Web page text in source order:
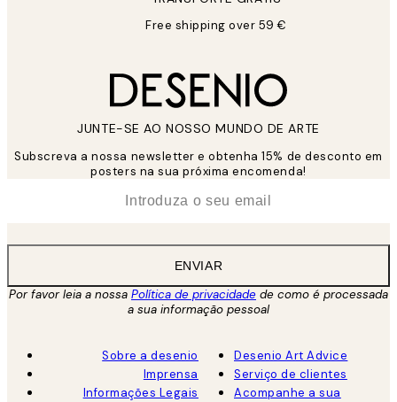
Free shipping over 59 €
JUNTE-SE AO NOSSO MUNDO DE ARTE
Subscreva a nossa newsletter e obtenha 15% de desconto em
posters na sua próxima encomenda!
ENVIAR
Por favor leia a nossa Política de privacidade de como é processada
a sua informação pessoal
Sobre a desenio
Imprensa
Informações Legais
Desenio Art Advice
Serviço de clientes
Acompanhe a sua